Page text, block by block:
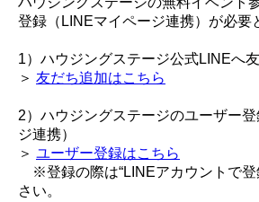
登録（LINEマイページ連携）が必要
1）ハウジングステージ公式LINEへ
＞ 友だち追加はこちら
2）ハウジングステージのユーザー
ジ連携）
＞ ユーザー登録はこちら
※登録の際は“LINEアカウントで登
さい。